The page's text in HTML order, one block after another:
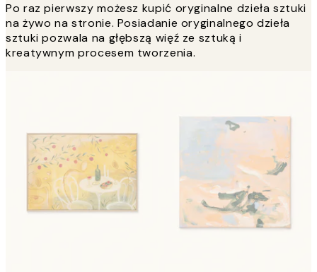
Po raz pierwszy możesz kupić oryginalne dzieła sztuki
na żywo na stronie. Posiadanie oryginalnego dzieła
sztuki pozwala na głębszą więź ze sztuką i
kreatywnym procesem tworzenia.